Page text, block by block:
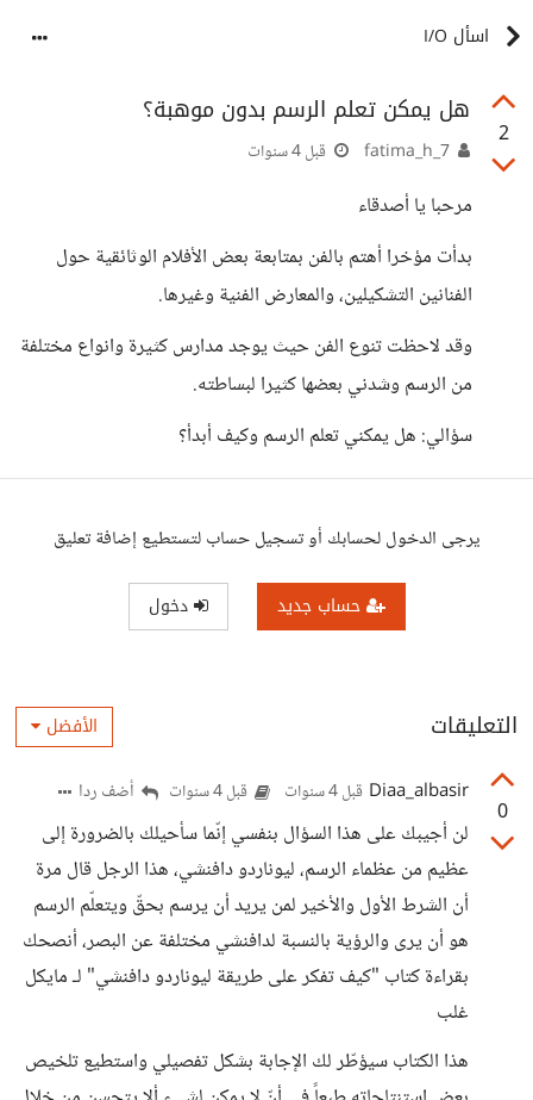
اسأل I/O
2
هل يمكن تعلم الرسم بدون موهبة؟
قبل 4 سنوات
مرحبا يا أصدقاء
بدأت مؤخرا أهتم بالفن بمتابعة بعض الأفلام الوثائقية حول
الفنانين التشكيلين، والمعارض الفنية وغيرها.
وقد لاحظت تنوع الفن حيث يوجد مدارس كثيرة وانواع مختلفة
من الرسم وشدني بعضها كثيرا لبساطته.
سؤالي: هل يمكني تعلم الرسم وكيف أبدأ؟
يرجى الدخول لحسابك أو تسجيل حساب لتستطيع إضافة تعليق
حساب جديد دخول
التعليقات الأفضل
0
Diaa_albasir قبل 4 سنوات قبل 4 سنوات أضف ردا
لن أجيبك على هذا السؤال بنفسي إنّما سأحيلك بالضرورة إلى
عظيم من عظماء الرسم، ليوناردو دافنشي، هذا الرجل قال مرة
أن الشرط الأول والأخير لمن يريد أن يرسم بحقّ ويتعلّم الرسم
هو أن يرى والرؤية بالنسبة لدافنشي مختلفة عن البصر، أنصحك
بقراءة كتاب "كيف تفكر على طريقة ليوناردو دافنشي" لـ مايكل
غلب
هذا الكتاب سيؤطّر لك الإجابة بشكل تفصيلي واستطيع تلخيص